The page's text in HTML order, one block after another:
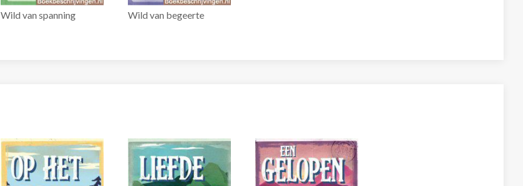
Wild van spanning Wild van begeerte